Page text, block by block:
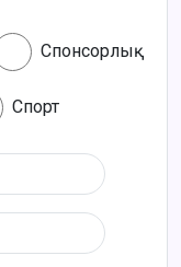
Спонсорлық
Спорт